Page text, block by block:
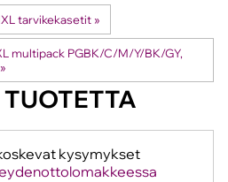
tarvikekasetit ‪»
multipack PGBK/C/M/Y/BK/GY,
‪»
kysymykset